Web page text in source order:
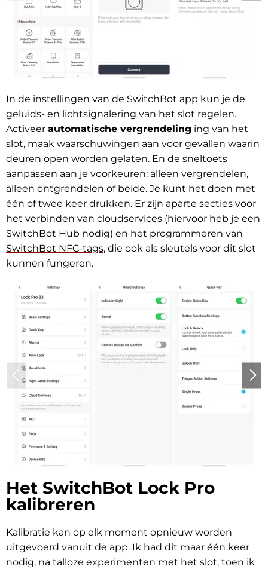
In de instellingen van de SwitchBot app kun je de
geluids- en lichtsignalering van het slot regelen.
Activeer automatische vergrendeling ing van het
slot, maak waarschuwingen aan voor gevallen waarin
deuren open worden gelaten. En de sneltoets
aanpassen aan je voorkeuren: alleen vergrendelen,
alleen ontgrendelen of beide. Je kunt het doen met
één of twee keer drukken. Er zijn aparte secties voor
het verbinden van cloudservices (hiervoor heb je een
SwitchBot Hub nodig) en het programmeren van
SwitchBot NFC-tags, die ook als sleutels voor dit slot
kunnen fungeren.
Het SwitchBot Lock Pro
kalibreren
Kalibratie kan op elk moment opnieuw worden
uitgevoerd vanuit de app. Ik had dit maar één keer
nodig, na talloze experimenten met het slot, toen ik